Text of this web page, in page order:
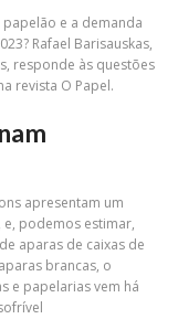
e a demanda
Rafael Barisauskas,
responde às questões
revista O Papel.
apresentam um
e, podemos estimar,
aparas de caixas de
brancas, o
e papelarias vem há